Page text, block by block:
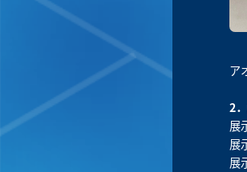
ア
2
展
展
展